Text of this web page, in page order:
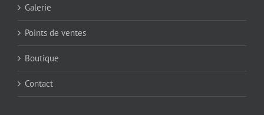
Galerie
Points de ventes
Boutique
Contact